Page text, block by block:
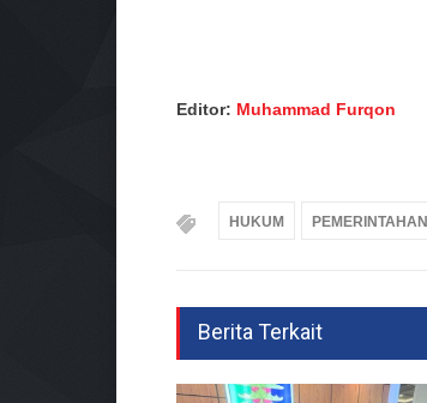
Editor: Muhammad Furqon
HUKUM PEMERINTAHAN
Berita Terkait